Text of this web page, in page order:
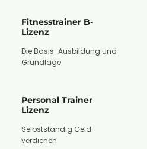
Fitnesstrainer B-
Lizenz
Die Basis-Ausbildung und
Grundlage
Personal Trainer
Lizenz
Selbstständig Geld
verdienen